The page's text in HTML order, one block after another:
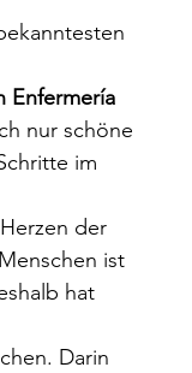
Enfermería
nur schöne
im
der
ist
hat
Darin